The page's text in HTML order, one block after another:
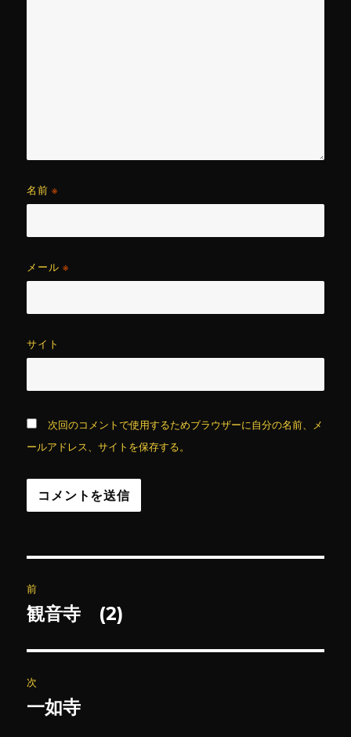
名前※
メール※
サイト
次回のコメントで使用するためブラウザーに自分の名前、メ
ールアドレス、サイトを保存する。
稿
ビ
ゲ
前
前
投
稿:
観音寺 (2)
次
次
一如寺